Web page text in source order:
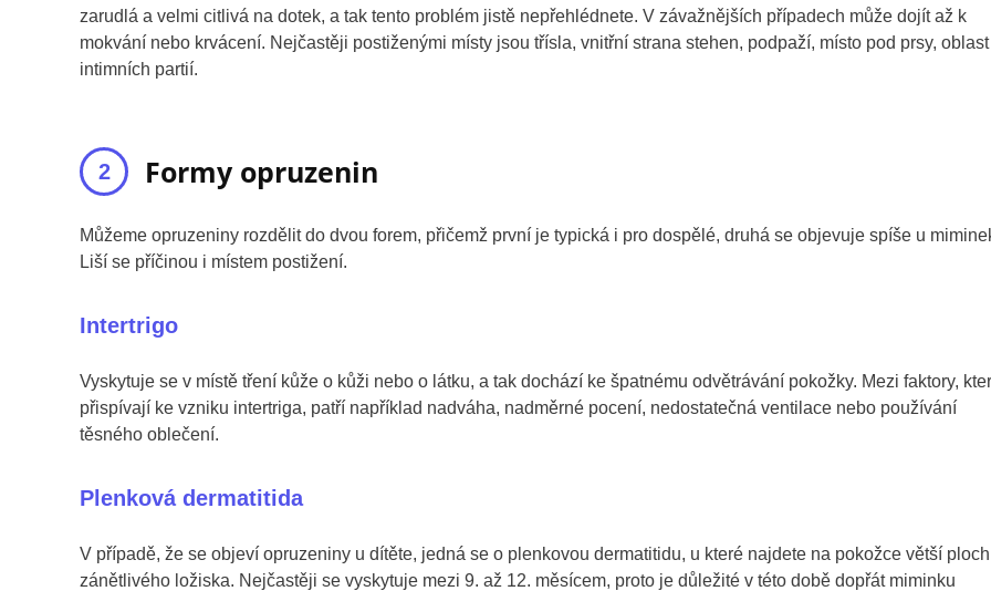
zarudlá a velmi citlivá na dotek, a tak tento problém jistě nepřehlédnete. V závažnějších případech může dojít až k
mokvání nebo krvácení. Nejčastěji postiženými místy jsou třísla, vnitřní strana stehen, podpaží, místo pod prsy, oblast
intimních partií.
Formy opruzenin
Můžeme opruzeniny rozdělit do dvou forem, přičemž první je typická i pro dospělé, druhá se objevuje spíše u
Liší se příčinou i místem postižení.
Intertrigo
Vyskytuje se v místě tření kůže o kůži nebo o látku, a tak dochází ke špatnému odvětrávání pokožky. Mezi faktory,
přispívají ke vzniku intertriga, patří například nadváha, nadměrné pocení, nedostatečná ventilace nebo používání
těsného oblečení.
Plenková dermatitida
V případě, že se objeví opruzeniny u dítěte, jedná se o plenkovou dermatitidu, u které najdete na pokožce větší
zánětlivého ložiska. Nejčastěji se vyskytuje mezi 9. až 12. měsícem, proto je důležité v této době dopřát miminku